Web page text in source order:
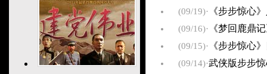
(09/19)· 《步步惊心
(09/16)· 《梦回鹿鼎
(09/15)· 《步步惊心
(09/14)·武侠版步步